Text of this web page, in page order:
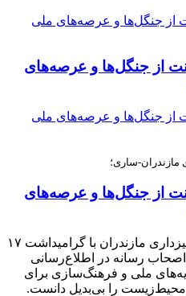
از جنگل‌ها و عرصه‌های
مازندران-ساری؛
از جنگل‌ها و عرصه‌های
مدیرکل منابع طبیعی و آبخیزداری مازندران با گرامیداشت ۱۷
اصحاب رسانه در اطلاع‌رسانی
ملی و فرهنگ‌سازی برای
را بی‌بدیل دانست.